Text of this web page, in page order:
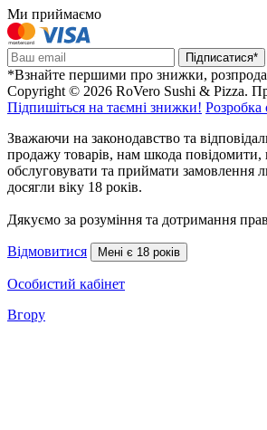
Ми приймаємо
Підписатися*
*Взнайте першими про знижки,
Copyright © 2026 RoVero Sushi & Pizza.
Підпишіться на таємні знижки! Розробка
Зважаючи на законодавство та
продажу товарів, нам шкода
обслуговувати та приймати замовлення
досягли віку 18 років.
Дякуємо за розуміння та дотримання
Відмовитися Мені є 18 років
Особистий кабінет
Вгору